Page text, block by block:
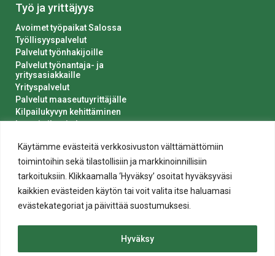
Käytämme evästeitä verkkosivuston välttämättömiin
toimintoihin sekä tilastollisiin ja markkinoinnillisiin
tarkoituksiin. Klikkaamalla ‘Hyväksy’ osoitat hyväksyväsi
kaikkien evästeiden käytön tai voit valita itse haluamasi
evästekategoriat ja päivittää suostumuksesi.
Hyväksy
Työ ja yrittäjyys
Avoimet työpaikat Salossa
Työllisyyspalvelut
Palvelut työnhakijoille
Palvelut työnantaja- ja
yritysasiakkaille
Yrityspalvelut
Palvelut maaseutuyrittäjälle
Kilpailukyvyn kehittäminen
Luvat ja ilmoitukset